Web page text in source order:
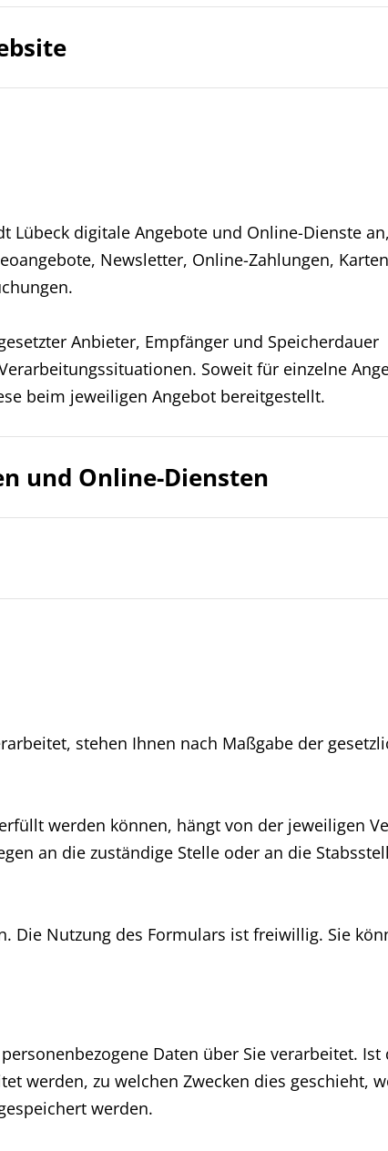
Lübeck digitale Angebote und Online-Dienste
Newsletter, Online-Zahlungen,
Anbieter, Empfänger und Speicherdauer
Soweit für einzelne
beim jeweiligen Angebot bereitgestellt.
und Online-Diensten
stehen Ihnen nach Maßgabe der
werden können, hängt von der jeweiligen
an die zuständige Stelle oder an die
Die Nutzung des Formulars ist freiwillig. Sie
Daten über Sie verarbeitet. Ist
werden, zu welchen Zwecken dies geschieht,
werden.